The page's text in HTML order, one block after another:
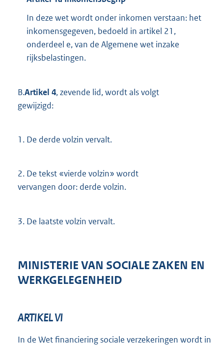
In deze wet wordt onder inkomen verstaan: het
inkomensgegeven, bedoeld in artikel 21,
onderdeel e, van de Algemene wet inzake
rijksbelastingen.
B.Artikel 4, zevende lid, wordt als volgt
gewijzigd:
1. De derde volzin vervalt.
2. De tekst «vierde volzin» wordt
vervangen door: derde volzin.
3. De laatste volzin vervalt.
MINISTERIE VAN SOCIALE ZAKEN EN
WERKGELEGENHEID
ARTIKEL VI
In de Wet financiering sociale verzekeringen wordt in